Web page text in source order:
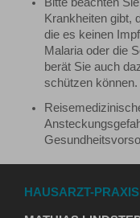
Krankheiten gibt,
die es keinen
Malaria oder die
berät Sie auch
schützen können.
HAUSARZT-PRAXIS